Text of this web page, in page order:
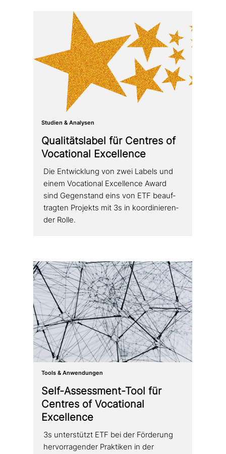
Studien & Analysen
Qualitätslabel für Centres of
Vocational Excellence
Die Entwicklung von zwei Labels und
einem Vocational Excellence Award
sind Gegenstand eins von ETF beauf­
trag­ten Projekts mit 3s in koor­di­nie­ren­
der Rolle.
Tools & Anwendungen
Self-Assessment-Tool für
Centres of Vocational
Excellence
3s unter­stützt ETF bei der Förderung
her­vor­ra­gen­der Praktiken in der